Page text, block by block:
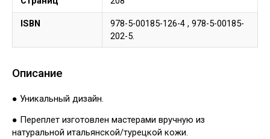
ISBN
978-5-00185-126-4 , 978-5-00185-
202-5.
Описание
● Уникальный дизайн.
● Переплет изготовлен мастерами вручную из
натуральной итальянской/турецкой кожи.